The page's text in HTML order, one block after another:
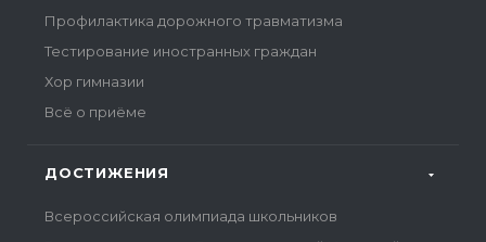
Профилактика дорожного травматизма
Тестирование иностранных граждан
Хор гимназии
Всё о приёме
ДОСТИЖЕНИЯ
Всероссийская олимпиада школьников